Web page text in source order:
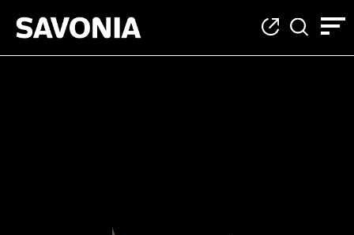
Näin ilmoittaudut